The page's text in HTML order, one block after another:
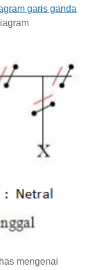
garis ganda
mengenai